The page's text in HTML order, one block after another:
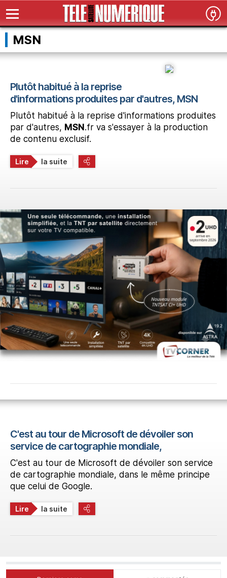
MSN
Plutôt habitué à la reprise
d'informations produites par d'autres, MSN
Plutôt habitué à la reprise d'informations produites
par d'autres, MSN .fr va s'essayer à la production
de contenu exclusif.
Lire la suite
C'est au tour de Microsoft de dévoiler son
service de cartographie mondiale,
C'est au tour de Microsoft de dévoiler son service
de cartographie mondiale, dans le même principe
que celui de Google.
Lire la suite